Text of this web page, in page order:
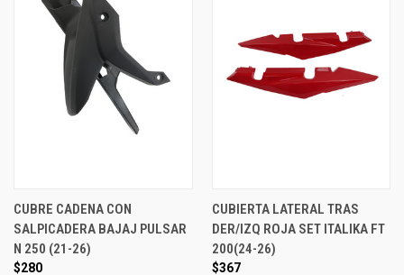
CUBRE CADENA CON
SALPICADERA BAJAJ PULSAR
N 250 (21-26)
$280
CUBIERTA LATERAL TRAS
DER/IZQ ROJA SET ITALIKA FT
200(24-26)
$367